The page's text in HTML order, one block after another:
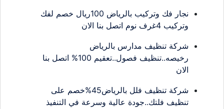
نجار فك وتركيب بالرياض 100ريال خصم لفك
وتركيب 4غرف نوم اتصل بنا الان
شركة تنظيف مدارس بالرياض
رخيصه..تنظيف فصول..تعقيم 100% اتصل بنا
الان
شركة تنظيف فلل بالرياض45%خصم على
تنظيف فلتك..جودة عالية وسرعة في التنفيذ